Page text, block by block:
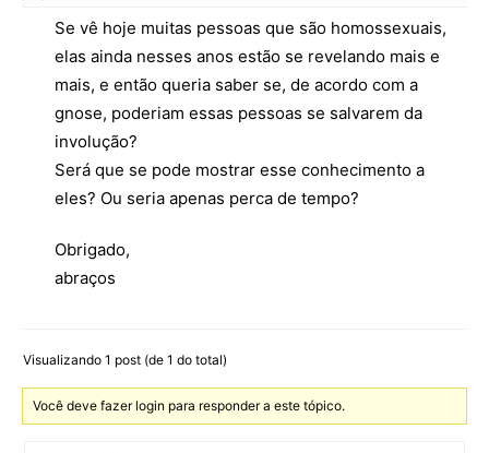
Se vê hoje muitas pessoas que são homossexuais,
elas ainda nesses anos estão se revelando mais e
mais, e então queria saber se, de acordo com a
gnose, poderiam essas pessoas se salvarem da
involução?
Será que se pode mostrar esse conhecimento a
eles? Ou seria apenas perca de tempo?
Obrigado,
abraços
Visualizando 1 post (de 1 do total)
Você deve fazer login para responder a este tópico.